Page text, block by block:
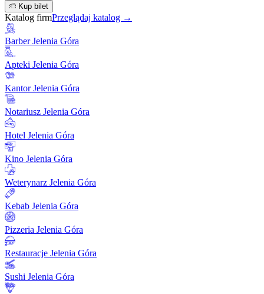
Kup bilet
Katalog firmPrzeglądaj katalog →
Barber Jelenia Góra
Apteki Jelenia Góra
Kantor Jelenia Góra
Notariusz Jelenia Góra
Hotel Jelenia Góra
Kino Jelenia Góra
Weterynarz Jelenia Góra
Kebab Jelenia Góra
Pizzeria Jelenia Góra
Restauracje Jelenia Góra
Sushi Jelenia Góra